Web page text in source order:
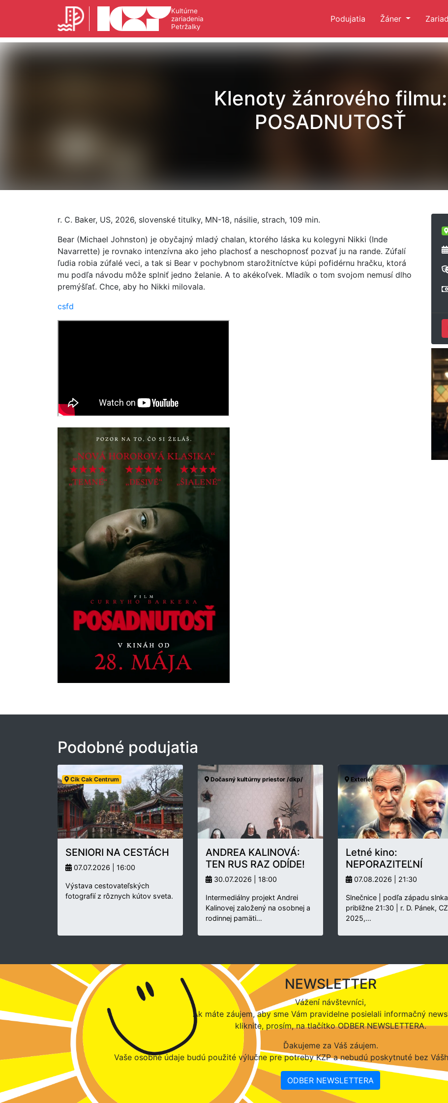
Kultúrne
zariadenia
Petržalky
Podujatia Žáner
Klenoty žánrového filmu:
POSADNUTOSŤ
r. C. Baker, US, 2026, slovenské titulky, MN-18, násilie, strach, 109 min.
Bear (Michael Johnston) je obyčajný mladý chalan, ktorého láska ku kolegyni Nikki (Inde
Navarrette) je rovnako intenzívna ako jeho plachosť a neschopnosť pozvať ju na rande. Zúfalí
ľudia robia zúfalé veci, a tak si Bear v pochybnom starožitníctve kúpi pofidérnu hračku, ktorá
mu podľa návodu môže splniť jedno želanie. A to akékoľvek. Mladík o tom svojom nemusí dlho
premýšľať. Chce, aby ho Nikki milovala.
csfd
Podobné podujatia
Cik Cak Centrum
SENIORI NA CESTÁCH
07.07.2026 | 16:00
Výstava cestovateľských
fotografií z rôznych kútov sveta.
Dočasný kultúrny priestor /dkp/
ANDREA KALINOVÁ:
TEN RUS RAZ ODÍDE!
30.07.2026 | 18:00
Intermediálny projekt Andrei
Kalinovej založený na osobnej a
rodinnej pamäti…
Exteriér
Letné kino:
NEPORAZITEĽNÍ
07.08.2026 | 21:30
Slnečnice | podľa západu
približne 21:30 | r. D. Pánek,
2025,…
NEWSLETTER
Vážení návštevníci,
Ak máte záujem, aby sme Vám pravidelne posielali informačný
kliknite, prosím, na tlačítko ODBER NEWSLETTERA.
Ďakujeme za Váš záujem.
Vaše osobné údaje budú použité výlučne pre potreby KZP a nebudú poskytnuté bez
ODBER NEWSLETTERA